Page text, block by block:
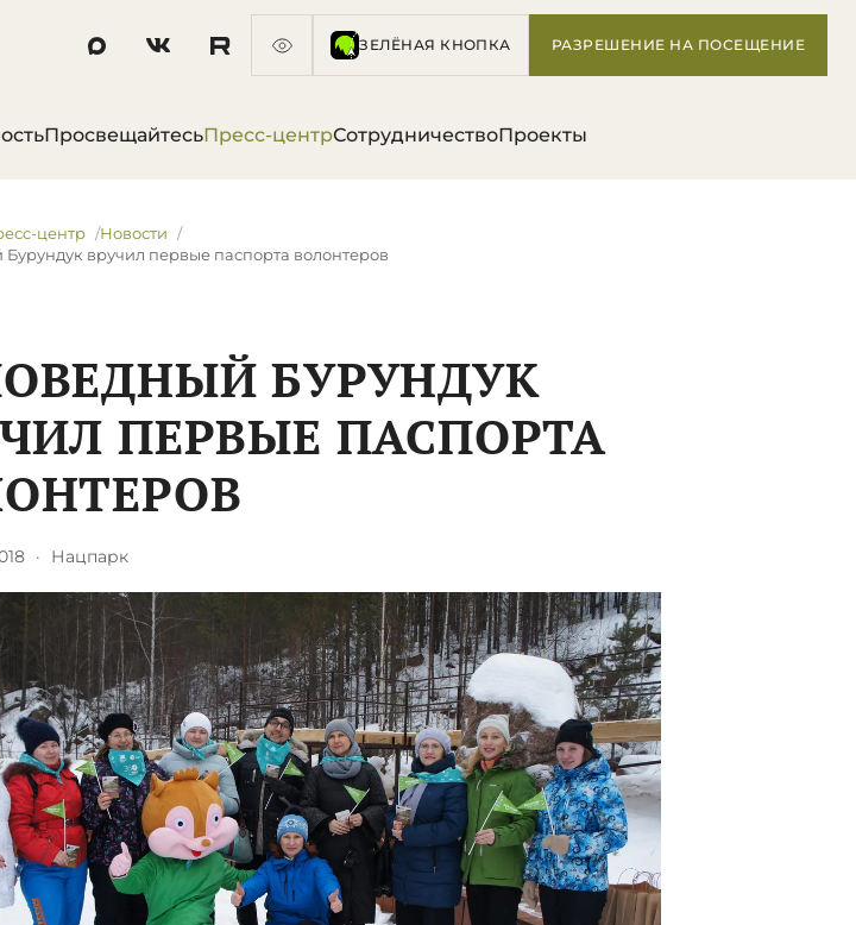
ЗЕЛЁНАЯ КНОПКА РАЗРЕШЕНИЕ НА ПОСЕЩЕНИЕ
ПросвещайтесьПресс-центрСотрудничествоПроекты
центр
Новости
вручил первые паспорта волонтеров
БУРУНДУК
ПЕРВЫЕ ПАСПОРТА
· Нацпарк